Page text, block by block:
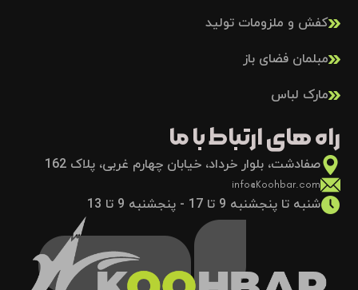
کفش و ملزومات تولید
مبلمان فضای باز
مارک لباس
راه های ارتباط با ما
صفادشت، بلوار خرداد، خیابان چهارم غربی، پلاک 162
info@Koohbar.com
شنبه تا پنجشنبه 9 تا 17 - پنجشنبه 9 تا 13